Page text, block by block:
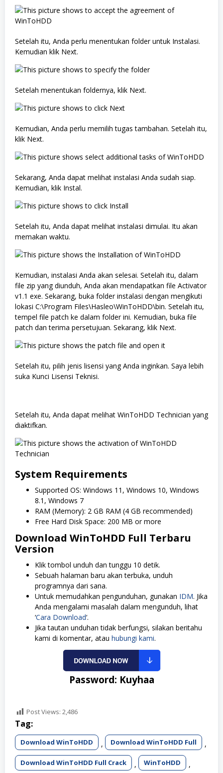
Setelah itu, Anda perlu menentukan folder untuk Instalasi.
Kemudian klik Next.
Setelah menentukan foldernya, klik Next.
Kemudian, Anda perlu memilih tugas tambahan. Setelah itu,
klik Next.
Sekarang, Anda dapat melihat instalasi Anda sudah siap.
Kemudian, klik Instal.
Setelah itu, Anda dapat melihat instalasi dimulai. Itu akan
memakan waktu.
Kemudian, instalasi Anda akan selesai. Setelah itu, dalam
file zip yang diunduh, Anda akan mendapatkan file Activator
v1.1 exe. Sekarang, buka folder instalasi dengan mengikuti
lokasi C:\Program Files\Hasleo\WinToHDD\bin. Setelah itu,
tempel file patch ke dalam folder ini. Kemudian, buka file
patch dan terima persetujuan. Sekarang, klik Next.
Setelah itu, pilih jenis lisensi yang Anda inginkan. Saya lebih
suka Kunci Lisensi Teknisi.
Setelah itu, Anda dapat melihat WinToHDD Technician yang
diaktifkan.
System Requirements
Supported OS: Windows 11, Windows 10, Windows
8.1, Windows 7
RAM (Memory): 2 GB RAM (4 GB recommended)
Free Hard Disk Space: 200 MB or more
Download WinToHDD Full Terbaru
Version
Klik tombol unduh dan tunggu 10 detik.
Sebuah halaman baru akan terbuka, unduh
programnya dari sana.
Untuk memudahkan pengunduhan, gunakan IDM. Jika
Anda mengalami masalah dalam mengunduh, lihat
‘Cara Download‘.
Jika tautan unduhan tidak berfungsi, silakan beritahu
kami di komentar, atau hubungi kami.
Password: Kuyhaa
Post Views: 2,486
Tag:
Download WinToHDD , Download WinToHDD Full ,
Download WinToHDD Full Crack , WinToHDD ,